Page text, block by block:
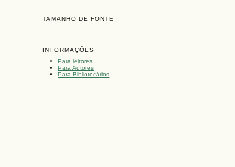
TAMANHO DE FONTE
INFORMAÇÕES
Para leitores
Para Autores
Para Bibliotecários